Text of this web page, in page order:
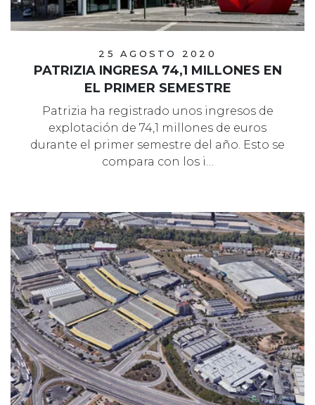
25 AGOSTO 2020
PATRIZIA INGRESA 74,1 MILLONES EN
EL PRIMER SEMESTRE
Patrizia ha registrado unos ingresos de
explotación de 74,1 millones de euros
durante el primer semestre del año. Esto se
compara con los i…